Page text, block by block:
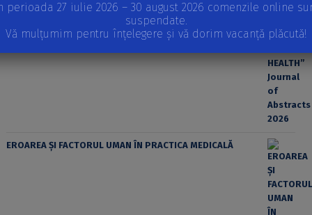
EROAREA ȘI FACTORUL UMAN ÎN PRACTICA MEDICALĂ
perioada 27 iulie 2026 – 30 august 2026 comenzile online
suspendate.
Vă mulțumim pentru înțelegere și vă dorim vacanță plăcută!